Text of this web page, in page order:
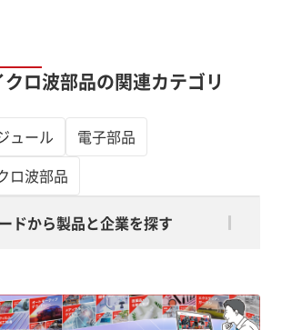
ロ波部品の関連カテゴリ
ュール
電子部品
ロ波部品
ドから製品と企業を探す